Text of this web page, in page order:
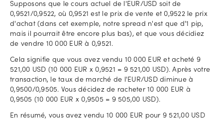
Supposons que le cours actuel de l'EUR/USD soit de
0,9521/0,9522, où 0,9521 est le prix de vente et 0,9522 le prix
d'achat (dans cet exemple, notre spread n'est que d'1 pip,
mais il pourrait être encore plus bas), et que vous décidiez
de vendre 10 000 EUR à 0,9521.
Cela signifie que vous avez vendu 10 000 EUR et acheté 9
521,00 USD (10 000 EUR x 0,9521 = 9 521,00 USD). Après votre
transaction, le taux de marché de l'EUR/USD diminue à
0,9500/0,9505. Vous décidez de racheter 10 000 EUR à
0,9505 (10 000 EUR x 0,9505 = 9 505,00 USD).
En résumé, vous avez vendu 10 000 EUR pour 9 521,00 USD